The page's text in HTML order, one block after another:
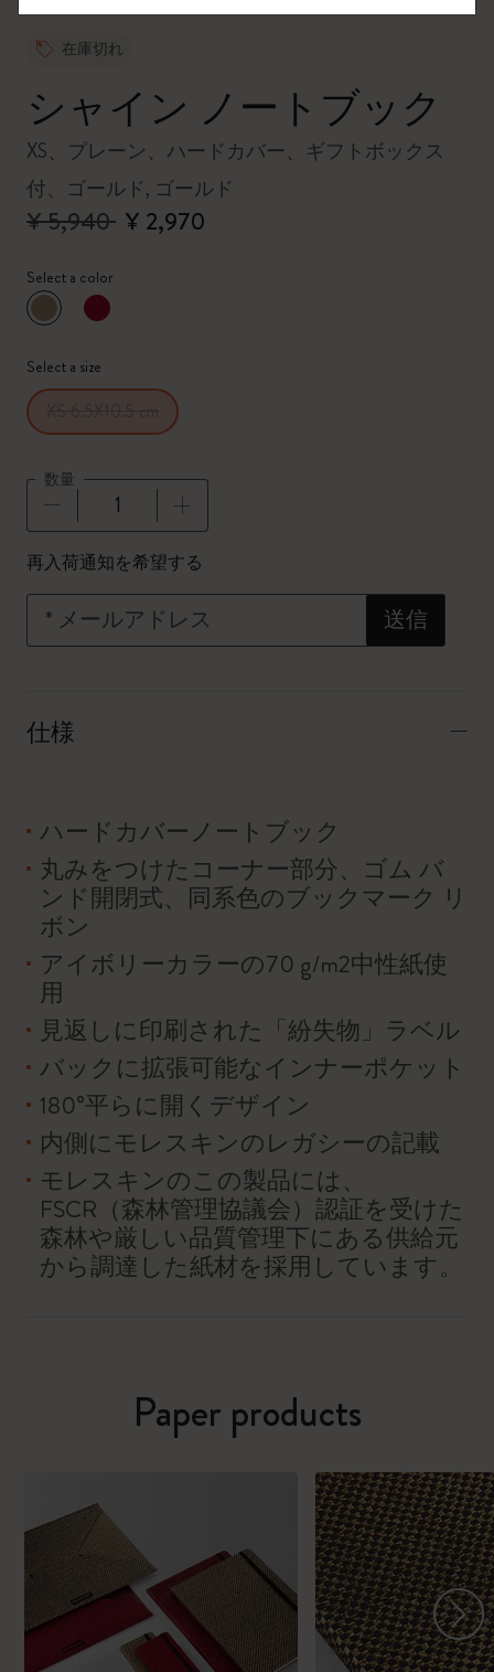
在庫切れ
シャイン ノートブック
XS、プレーン、ハードカバー、ギフトボックス
付、ゴールド, ゴールド
¥ 5,940 ¥ 2,970
Select a color
選択済
*選択したカラー
Select a size
数量
数量が1に更新されました
再入荷通知を希望する
送信
* メールアドレス
仕様
ハードカバーノートブック
丸みをつけたコーナー部分、ゴム バ
ンド開閉式、同系色のブックマーク リ
ボン
アイボリーカラーの70 g/m2中性紙使
用
見返しに印刷された「紛失物」ラベル
バックに拡張可能なインナーポケット
180°平らに開くデザイン
内側にモレスキンのレガシーの記載
モレスキンのこの製品には、
FSCR（森林管理協議会）認証を受けた
森林や厳しい品質管理下にある供給元
から調達した紙材を採用しています。
Paper products